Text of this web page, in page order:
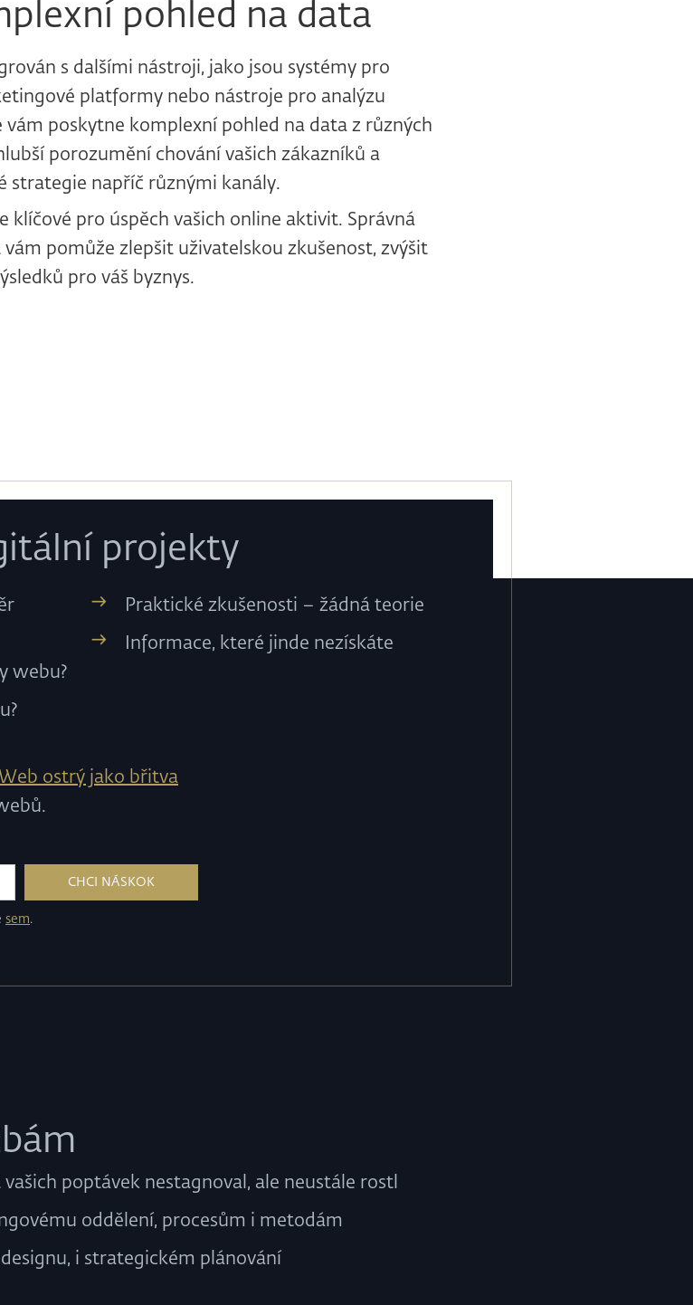
pohled na data
s dalšími nástroji, jako jsou systémy pro
platformy nebo nástroje pro analýzu
poskytne komplexní pohled na data z různých
porozumění chování vašich zákazníků a
strategie napříč různými kanály.
klíčové pro úspěch vašich online aktivit. Správná
pomůže zlepšit uživatelskou zkušenost, zvýšit
pro váš byznys.
projekty
webu?
Praktické zkušenosti – žádná teorie
Informace, které jinde nezískáte
Web ostrý jako břitva
sem.
vašich poptávek nestagnoval, ale neustále rostl
oddělení, procesům i metodám
i strategickém plánování